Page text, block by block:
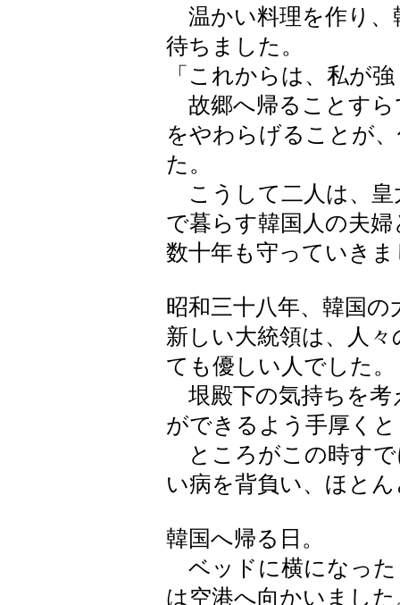
温かい料理を作り、
待ちました。
「これからは、私が
故郷へ帰ることすら
をやわらげることが
た。
こうして二人は、皇
で暮らす韓国人の夫
数十年も守っていき
昭和三十八年、韓国
新しい大統領は、人
ても優しい人でした。
垠殿下の気持ちを考
ができるよう手厚く
ところがこの時すで
い病を背負い、ほと
韓国へ帰る日。
ベッドに横になった
は空港へ向かいました